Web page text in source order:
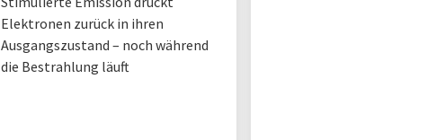
Elektronen zurück in ihren
Ausgangszustand – noch während
die Bestrahlung läuft